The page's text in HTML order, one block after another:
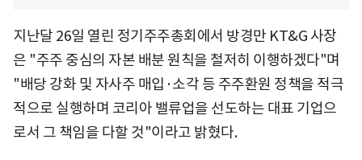
지난달 26일 열린 정기주주총회에서 방경만 KT&G 사장
은 "주주 중심의 자본 배분 원칙을 철저히 이행하겠다"며
"배당 강화 및 자사주 매입·소각 등 주주환원 정책을 적극
적으로 실행하며 코리아 밸류업을 선도하는 대표 기업으
로서 그 책임을 다할 것"이라고 밝혔다.